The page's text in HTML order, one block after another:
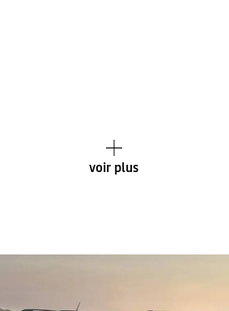
voir plus